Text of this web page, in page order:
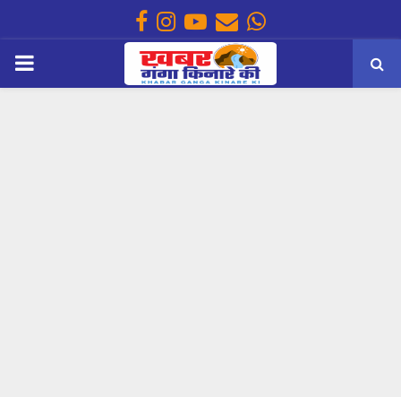
Facebook
Instagram
Youtube
EmailWhatsapp
PRIMARY